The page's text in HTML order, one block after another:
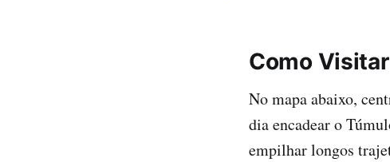
Como
No mapa abaixo,
dia encadear o
empilhar longos